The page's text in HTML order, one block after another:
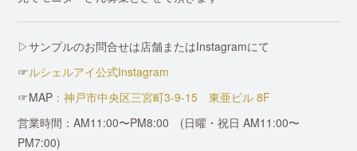
▷サンプルのお問合せは店舗またはInstagramにて
☞ルシェルアイ公式Instagram
☞MAP ：神戸市中央区三宮町3-9-15 東亜ビル 8F
営業時間：AM11:00〜PM8:00 (日曜・祝日 AM11:00〜
PM7:00)